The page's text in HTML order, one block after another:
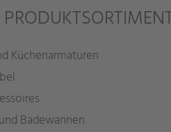
Küchenarmaturen
Badewannen